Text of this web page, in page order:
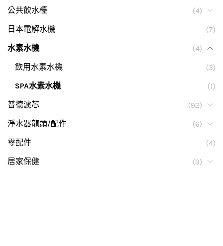
公共飲水檯
(4)
日本電解水機
(7)
水素水機
(4)
飲用水素水機
(3)
SPA水素水機
(1)
普德濾芯
(92)
淨水器龍頭/配件
(6)
零配件
(4)
居家保健
(9)